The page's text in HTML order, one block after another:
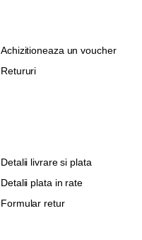
Achizitioneaza un voucher
Retururi
Detalii livrare si plata
Detalii plata in rate
Formular retur